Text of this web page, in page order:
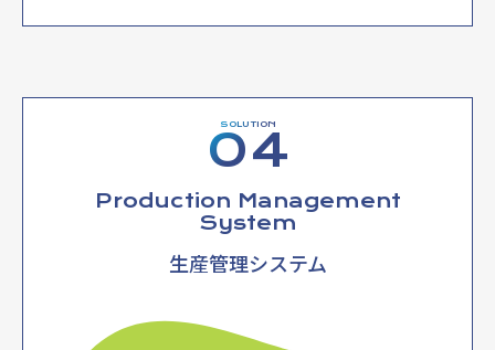
グ、デジタルそれぞれのインターフェースでソフトウェアのインスト
ANALYSE
お客様のニーズに合わせて開発した解析ソフトウェアや制御ソフト
OUTPUT
外部ディスプレイ表示や信号灯、アラームなど物理的な出力や、メー
SOLUTION
04
Production Management
System
生産管理システム